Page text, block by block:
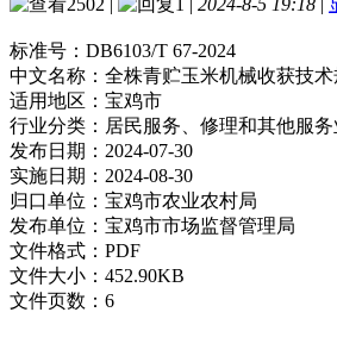
标准号： DB6103/T 67-2024
中文名称： 全株青贮玉米机械收获技
适用地区： 宝鸡市
行业分类： 居民服务、修理和其他服务
发布日期： 2024-07-30
实施日期： 2024-08-30
归口单位： 宝鸡市农业农村局
发布单位： 宝鸡市市场监督管理局
文件格式： PDF
文件大小： 452.90KB
文件页数： 6